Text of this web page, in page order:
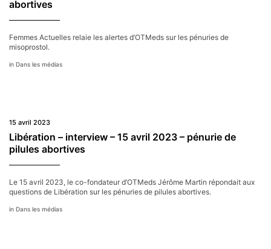
abortives
Femmes Actuelles relaie les alertes d’OTMeds sur les pénuries de
misoprostol.
Dans les médias
15 avril 2023
Libération – interview – 15 avril 2023 – pénurie de
pilules abortives
Le 15 avril 2023, le co-fondateur d’OTMeds Jérôme Martin répondait aux
questions de Libération sur les pénuries de pilules abortives.
Dans les médias